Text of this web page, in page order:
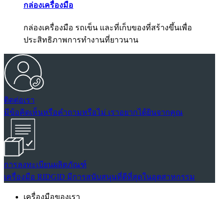
กล่องเครื่องมือ
กล่องเครื่องมือ รถเข็น และที่เก็บของที่สร้างขึ้นเพื่อ
ประสิทธิภาพการทำงานที่ยาวนาน
ติดต่อเรา
มีข้อคิดเห็นหรือคำถามหรือไม่ เราอยากได้ยินจากคุณ
การลงทะเบียนผลิตภัณฑ์
เครื่องมือ RIDGID มีการสนับสนุนที่ดีที่สุดในอุตสาหกรรม
เครื่องมือของเรา